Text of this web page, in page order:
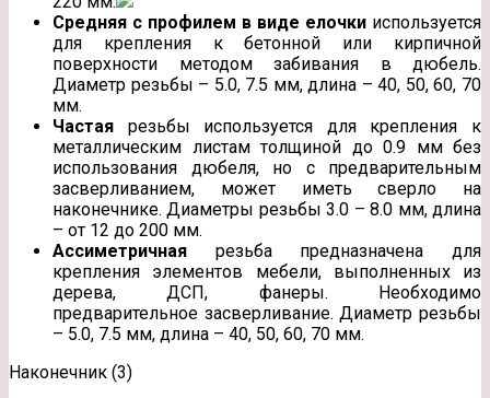
Средняя с профилем в виде елочки используется
для крепления к бетонной или кирпичной
поверхности методом забивания в дюбель.
Диаметр резьбы – 5.0, 7.5 мм, длина – 40, 50, 60, 70
мм.
Частая резьбы используется для крепления к
металлическим листам толщиной до 0.9 мм без
использования дюбеля, но с предварительным
засверливанием, может иметь сверло на
наконечнике. Диаметры резьбы 3.0 – 8.0 мм, длина
– от 12 до 200 мм.
Ассиметричная резьба предназначена для
крепления элементов мебели, выполненных из
дерева, ДСП, фанеры. Необходимо
предварительное засверливание. Диаметр резьбы
– 5.0, 7.5 мм, длина – 40, 50, 60, 70 мм.
Наконечник (3)